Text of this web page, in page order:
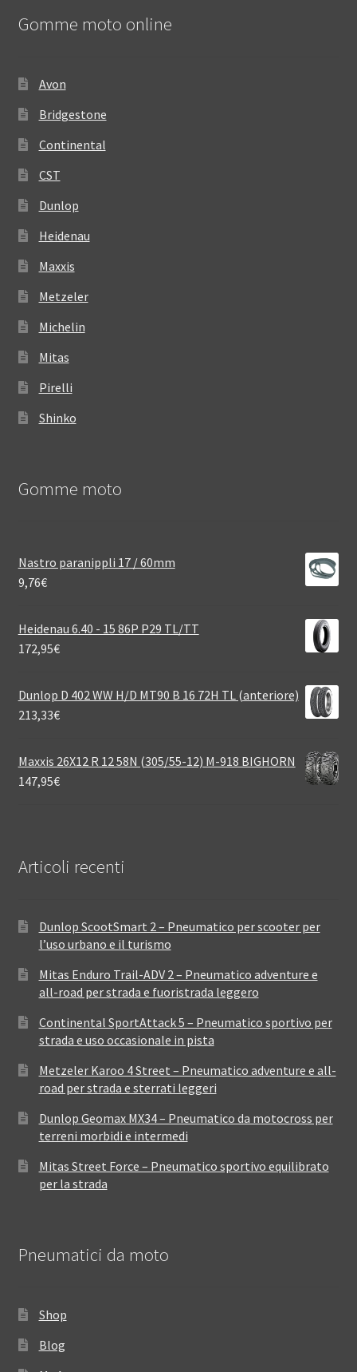
Gomme moto online
Avon
Bridgestone
Continental
CST
Dunlop
Heidenau
Maxxis
Metzeler
Michelin
Mitas
Pirelli
Shinko
Gomme moto
Nastro paranippli 17 / 60mm
9,76€
Heidenau 6.40 - 15 86P P29 TL/TT
172,95€
Dunlop D 402 WW H/D MT90 B 16 72H TL (anteriore)
213,33€
Maxxis 26X12 R 12 58N (305/55-12) M-918 BIGHORN
147,95€
Articoli recenti
Dunlop ScootSmart 2 – Pneumatico per scooter per
l’uso urbano e il turismo
Mitas Enduro Trail-ADV 2 – Pneumatico adventure e
all-road per strada e fuoristrada leggero
Continental SportAttack 5 – Pneumatico sportivo per
strada e uso occasionale in pista
Metzeler Karoo 4 Street – Pneumatico adventure e all-
road per strada e sterrati leggeri
Dunlop Geomax MX34 – Pneumatico da motocross per
terreni morbidi e intermedi
Mitas Street Force – Pneumatico sportivo equilibrato
per la strada
Pneumatici da moto
Shop
Blog